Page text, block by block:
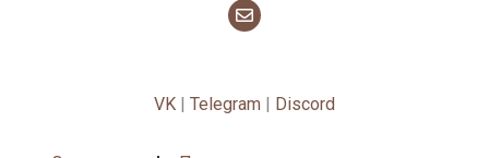
VK | Telegram | Discord